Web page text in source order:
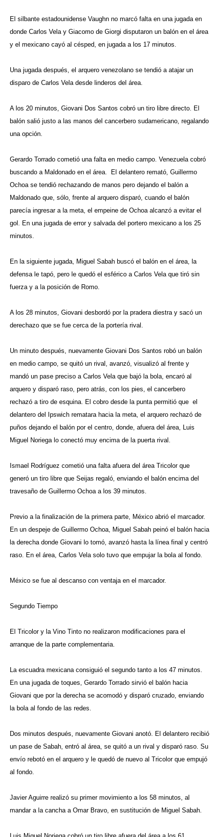
El silbante estadounidense Vaughn no marcó falta en una jugada en
donde Carlos Vela y Giacomo de Giorgi disputaron un balón en el área
y el mexicano cayó al césped, en jugada a los 17 minutos.
Una jugada después, el arquero venezolano se tendió a atajar un
disparo de Carlos Vela desde linderos del área.
A los 20 minutos, Giovani Dos Santos cobró un tiro libre directo. El
balón salió justo a las manos del cancerbero sudamericano, regalando
una opción.
Gerardo Torrado cometió una falta en medio campo. Venezuela cobró
buscando a Maldonado en el área. El delantero remató, Guillermo
Ochoa se tendió rechazando de manos pero dejando el balón a
Maldonado que, sólo, frente al arquero disparó, cuando el balón
parecía ingresar a la meta, el empeine de Ochoa alcanzó a evitar el
gol. En una jugada de error y salvada del portero mexicano a los 25
minutos.
En la siguiente jugada, Miguel Sabah buscó el balón en el área, la
defensa le tapó, pero le quedó el esférico a Carlos Vela que tiró sin
fuerza y a la posición de Romo.
A los 28 minutos, Giovani desbordó por la pradera diestra y sacó un
derechazo que se fue cerca de la portería rival.
Un minuto después, nuevamente Giovani Dos Santos robó un balón
en medio campo, se quitó un rival, avanzó, visualizó al frente y
mandó un pase preciso a Carlos Vela que bajó la bola, encaró al
arquero y disparó raso, pero atrás, con los pies, el cancerbero
rechazó a tiro de esquina. El cobro desde la punta permitió que el
delantero del Ipswich rematara hacia la meta, el arquero rechazó de
puños dejando el balón por el centro, donde, afuera del área, Luis
Miguel Noriega lo conectó muy encima de la puerta rival.
Ismael Rodríguez cometió una falta afuera del área Tricolor que
generó un tiro libre que Seijas regaló, enviando el balón encima del
travesaño de Guillermo Ochoa a los 39 minutos.
Previo a la finalización de la primera parte, México abrió el marcador.
En un despeje de Guillermo Ochoa, Miguel Sabah peinó el balón hacia
la derecha donde Giovani lo tomó, avanzó hasta la línea final y centró
raso. En el área, Carlos Vela solo tuvo que empujar la bola al fondo.
México se fue al descanso con ventaja en el marcador.
Segundo Tiempo
El Tricolor y la Vino Tinto no realizaron modificaciones para el
arranque de la parte complementaria.
La escuadra mexicana consiguió el segundo tanto a los 47 minutos.
En una jugada de toques, Gerardo Torrado sirvió el balón hacia
Giovani que por la derecha se acomodó y disparó cruzado, enviando
la bola al fondo de las redes.
Dos minutos después, nuevamente Giovani anotó. El delantero recibió
un pase de Sabah, entró al área, se quitó a un rival y disparó raso. Su
envío rebotó en el arquero y le quedó de nuevo al Tricolor que empujó
al fondo.
Javier Aguirre realizó su primer movimiento a los 58 minutos, al
mandar a la cancha a Omar Bravo, en sustitución de Miguel Sabah.